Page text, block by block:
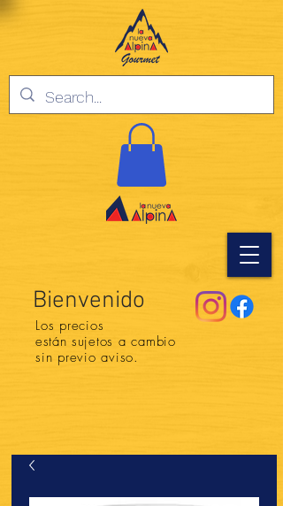
Bienvenido
Los precios
están sujetos a cambio
sin previo aviso.